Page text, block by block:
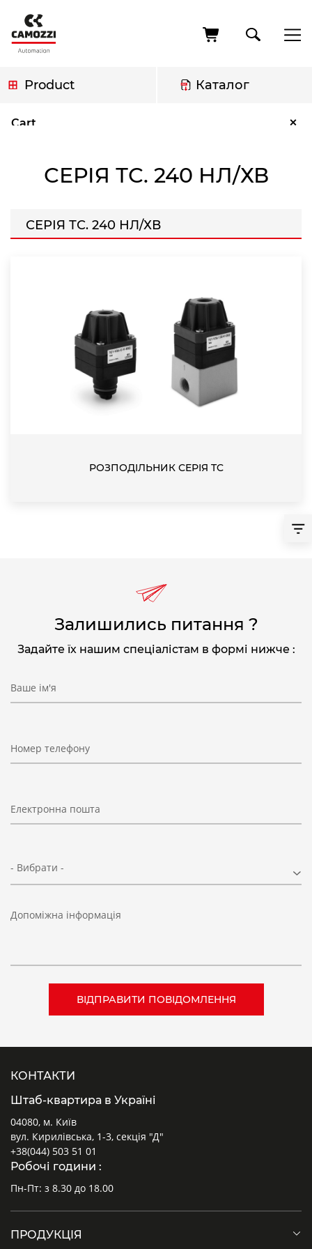
main
content
Product Каталог
Cart ×
СЕРІЯ ТС. 240 НЛ/ХВ
СЕРІЯ ТС. 240 НЛ/ХВ
РОЗПОДІЛЬНИК СЕРІЯ TC
Залишились питання ?
Задайте їх нашим спеціалістам в формі нижче :
Ваше ім'я
Номер телефону
Електронна пошта
- Вибрати -
Допоміжна інформація
КОНТАКТИ
Штаб-квартира в Україні
04080, м. Київ
вул. Кирилівська, 1-3, секція "Д"
+38(044) 503 51 01
Робочі години :
Пн-Пт: з 8.30 до 18.00
ПРОДУКЦІЯ